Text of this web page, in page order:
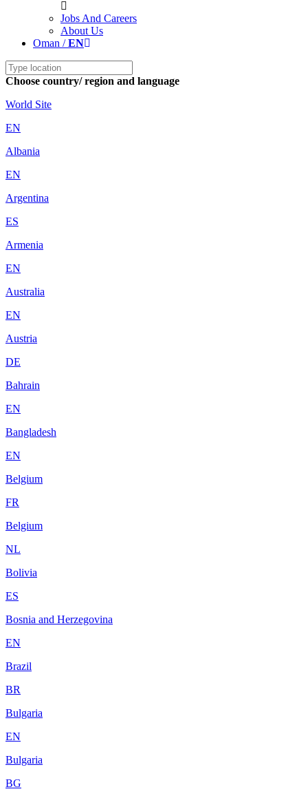
Jobs And Careers
About Us
Oman /EN
Choose country/ region and language
World Site
EN
Albania
EN
Argentina
ES
Armenia
EN
Australia
EN
Austria
DE
Bahrain
EN
Bangladesh
EN
Belgium
FR
Belgium
NL
Bolivia
ES
Bosnia and Herzegovina
EN
Brazil
BR
Bulgaria
EN
Bulgaria
BG